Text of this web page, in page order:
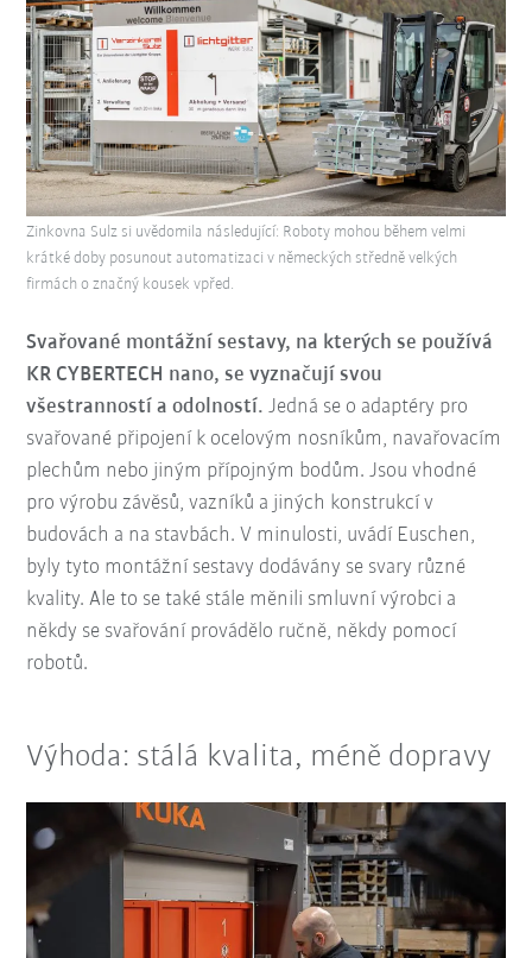
Svařované montážní sestavy, na kterých se používá
KR CYBERTECH nano, se vyznačují svou
všestranností a odolností. Jedná se o adaptéry pro
svařované připojení k ocelovým nosníkům, navařovacím
plechům nebo jiným přípojným bodům. Jsou vhodné
pro výrobu závěsů, vazníků a jiných konstrukcí v
budovách a na stavbách. V minulosti, uvádí Euschen,
byly tyto montážní sestavy dodávány se svary různé
kvality. Ale to se také stále měnili smluvní výrobci a
někdy se svařování provádělo ručně, někdy pomocí
robotů.
Zinkovna Sulz si uvědomila následující: Roboty mohou během velmi
krátké doby posunout automatizaci v německých středně velkých
firmách o značný kousek vpřed.
Výhoda: stálá kvalita, méně dopravy